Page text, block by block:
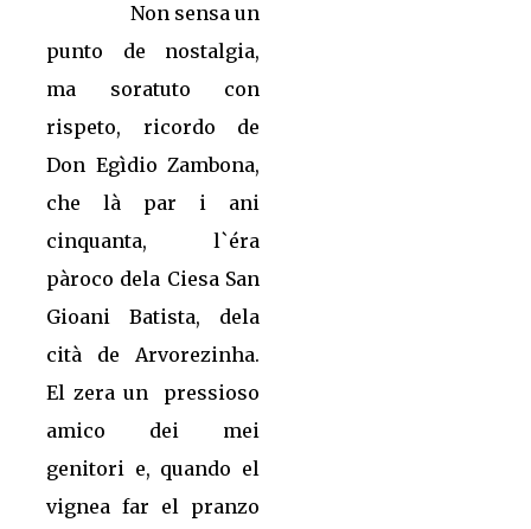
Non sensa un
punto de nostalgia,
ma soratuto con
rispeto, ricordo de
Don Egìdio Zambona,
che là par i ani
cinquanta, l`éra
pàroco dela Ciesa San
Gioani Batista, dela
cità de Arvorezinha.
El zera un pressioso
amico dei mei
genitori e, quando el
vignea far el pranzo